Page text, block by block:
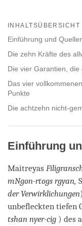
INHALTSÜBERSICHT
Einführung und
Die zehn Kräfte des
Die vier Garantien,
Das vier
Punkte
Die achtzehn nicht-
Einführung
Maitreyas
mNgon-rtogs rgyan,
der Verwirklichungen
unbefleckten tiefen
tshan nyer-cig ) des